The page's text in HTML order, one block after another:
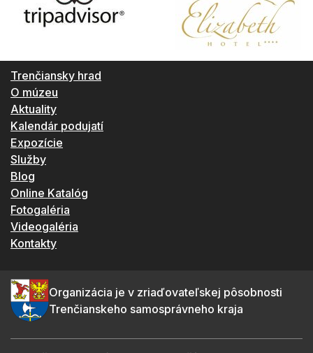
Trenčiansky hrad
O múzeu
Aktuality
Kalendár podujatí
Expozície
Služby
Blog
Online Katalóg
Fotogaléria
Videogaléria
Kontakty
Organizácia je v zriaďovateľskej pôsobnosti
Trenčianskeho samosprávneho kraja